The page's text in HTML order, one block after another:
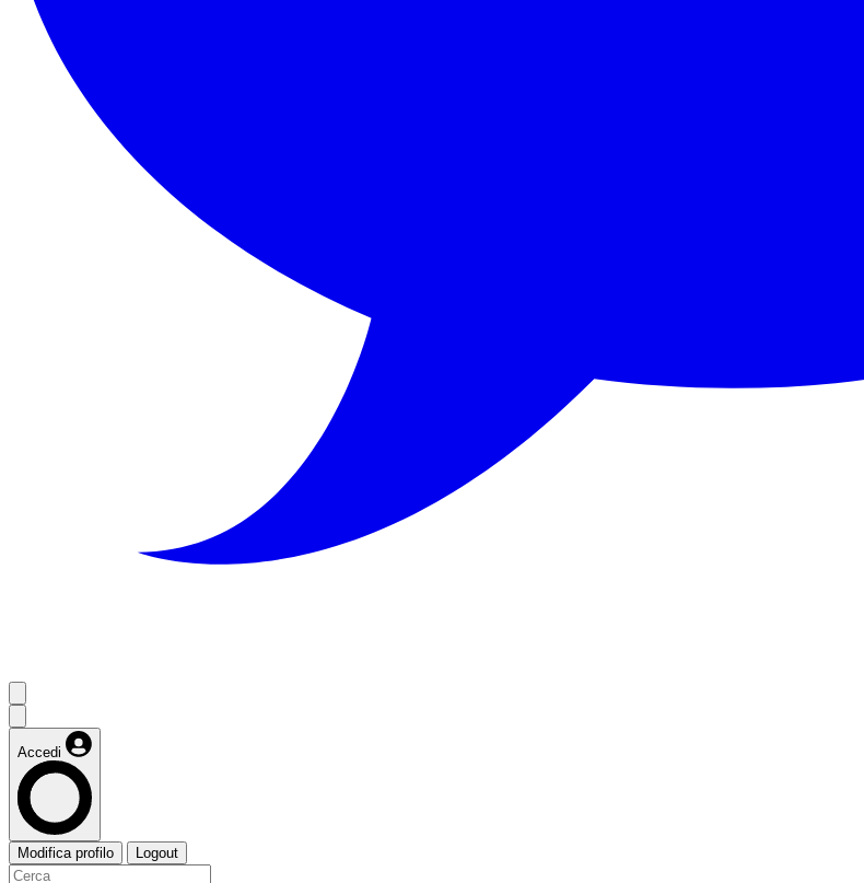
Accedi
Modifica profilo Logout